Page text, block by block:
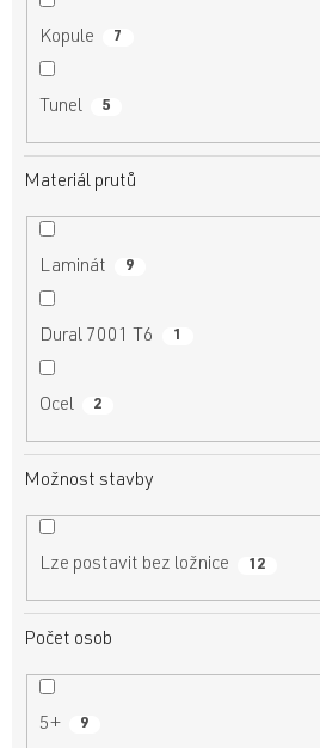
Kopule 7
Tunel 5
Materiál prutů
Laminát 9
Dural 7001 T6 1
Ocel 2
Možnost stavby
Lze postavit bez ložnice 12
Počet osob
5+ 9